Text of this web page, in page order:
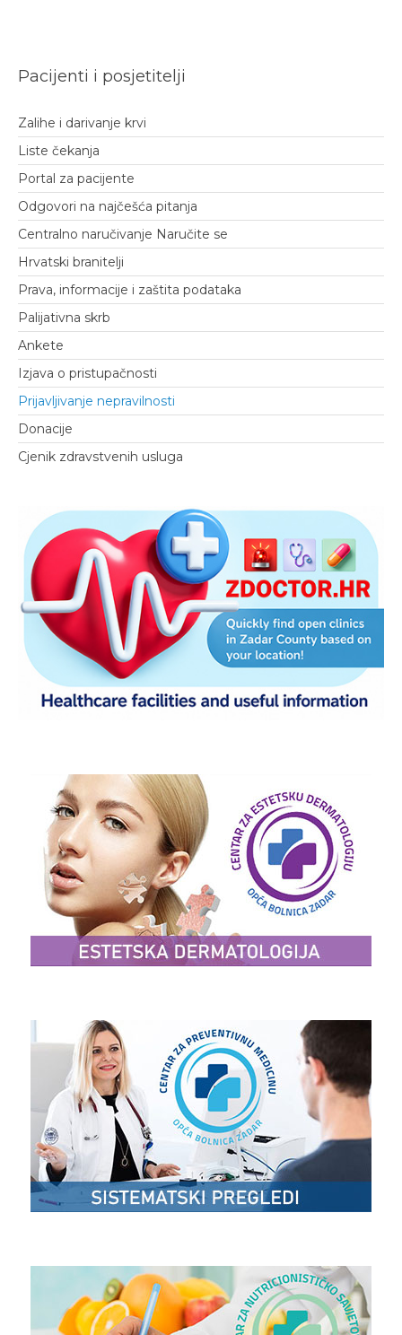
Pacijenti i posjetitelji
Zalihe i darivanje krvi
Liste čekanja
Portal za pacijente
Odgovori na najčešća pitanja
Centralno naručivanje Naručite se
Hrvatski branitelji
Prava, informacije i zaštita podataka
Palijativna skrb
Ankete
Izjava o pristupačnosti
Prijavljivanje nepravilnosti
Donacije
Cjenik zdravstvenih usluga